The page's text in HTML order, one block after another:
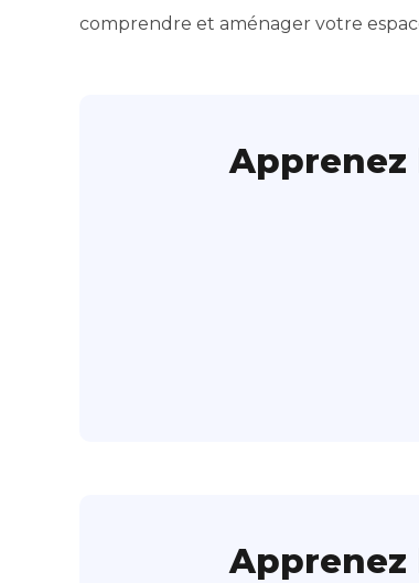
comprendre et aménager votre
Apprenez
Apprenez